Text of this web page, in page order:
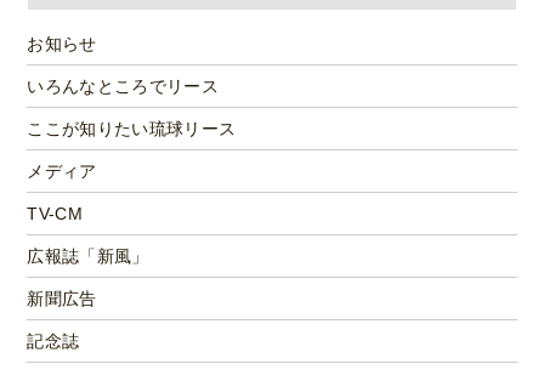
お知らせ
いろんなところでリース
ここが知りたい琉球リース
メディア
TV-CM
広報誌「新風」
新聞広告
記念誌